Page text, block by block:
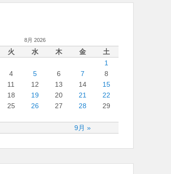
8月 2026
火 水 木 金
土
1
4 5 6 7
8
11 12 13 14
15
18 19 20 21
22
25 26 27 28
29
9月 »